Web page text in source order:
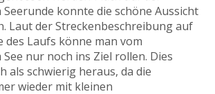
Seerunde konnte die schöne Aussicht
Laut der Streckenbeschreibung auf
Laufs könne man vom
nur noch ins Ziel rollen. Dies
als schwierig heraus, da die
wieder mit kleinen